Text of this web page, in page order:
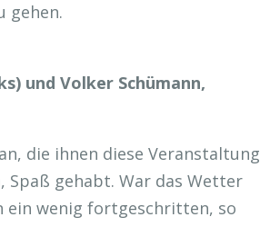
gehen.
und Volker Schümann,
die ihnen diese Veranstaltung
Spaß gehabt. War das Wetter
ein wenig fortgeschritten, so